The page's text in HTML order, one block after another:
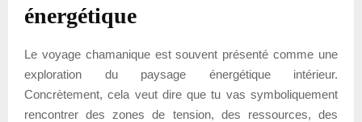
énergétique
Le voyage chamanique est souvent présenté comme une
exploration du paysage énergétique intérieur.
Concrètement, cela veut dire que tu vas symboliquement
rencontrer des zones de tension, des ressources, des